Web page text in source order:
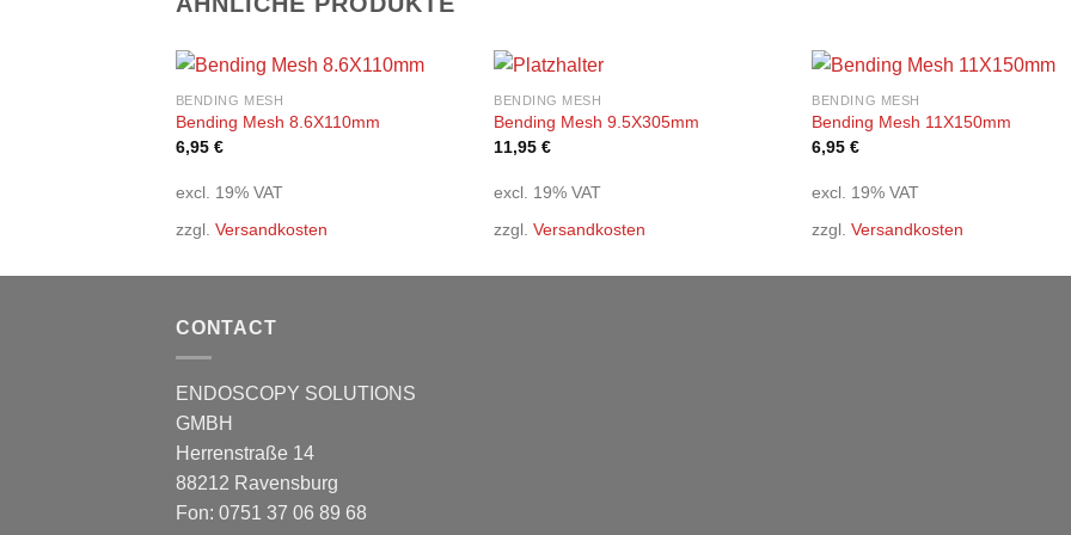
BENDING MESH
Bending Mesh 8.6X110mm
6,95 €
excl. 19% VAT
zzgl. Versandkosten
BENDING MESH
Bending Mesh 9.5X305mm
11,95€
excl. 19% VAT
zzgl.Versandkosten
BENDING MESH
Bending Mesh 11X150mm
6,95€
excl. 19% VAT
zzgl.Versandkosten
CONTACT
ENDOSCOPY SOLUTIONS
GMBH
Herrenstraße 14
88212 Ravensburg
Fon: 0751 37 06 89 68